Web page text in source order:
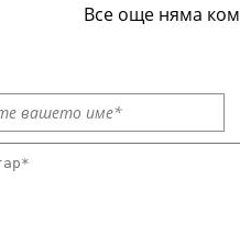
Все още няма